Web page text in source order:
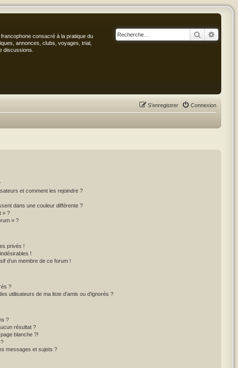
consacré à la pratique du
annonces, clubs, voyages, trial,
discussions.
Rechercher
Connexion
S’enregistrer
et comment les rejoindre ?
dans une couleur différente ?
» ?
» ?
privés !
!
d’un membre de ce forum !
?
utilisateurs de ma liste d’amis ou d’ignorés ?
?
résultat ?
blanche ?!
messages et sujets ?